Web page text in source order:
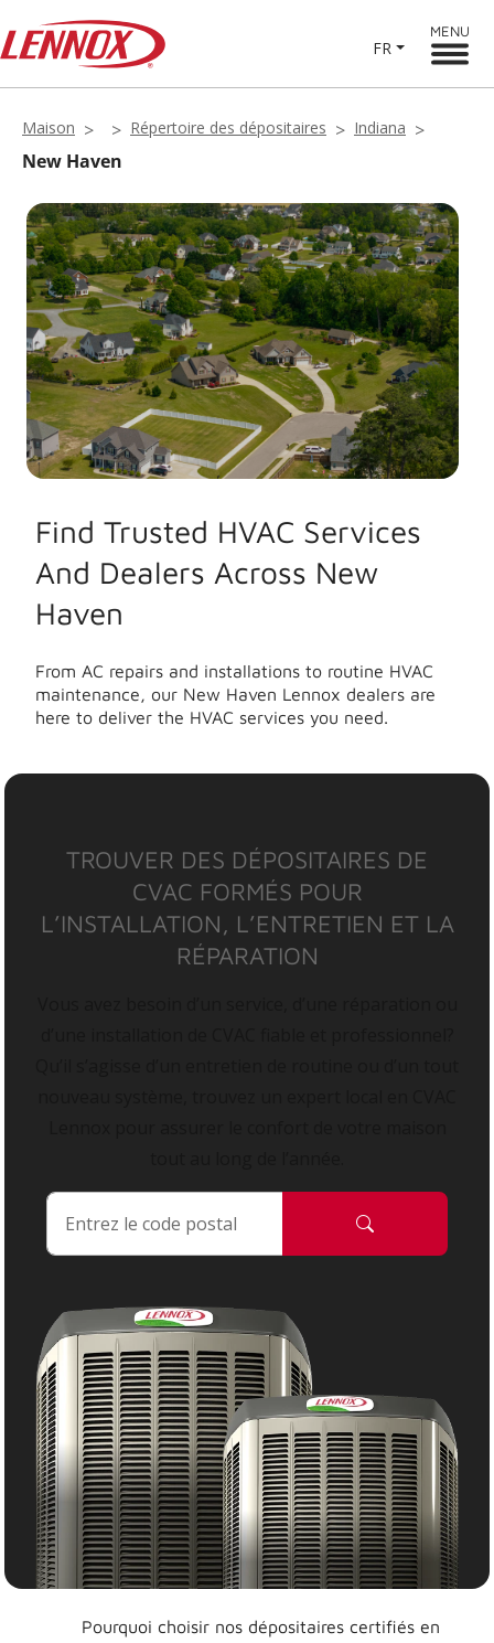
FR
MENU
Maison Répertoire des dépositaires Indiana
New Haven
Find Trusted HVAC Services
And Dealers Across New
Haven
From AC repairs and installations to routine HVAC
maintenance, our New Haven Lennox dealers are
here to deliver the HVAC services you need.
TROUVER DES DÉPOSITAIRES DE
CVAC FORMÉS POUR
L’INSTALLATION, L’ENTRETIEN ET LA
RÉPARATION
Pourquoi choisir nos dépositaires certifiés en